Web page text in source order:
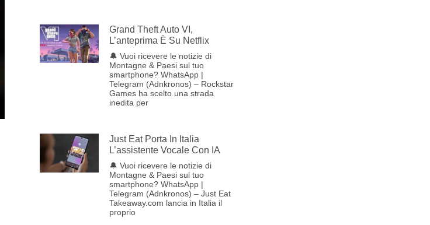
Grand Theft Auto VI,
L’anteprima È Su Netflix
🔔 Vuoi ricevere le notizie di
Montagne & Paesi sul tuo
smartphone? WhatsApp |
Telegram (Adnkronos) – Rockstar
Games ha scelto una strada
inedita per
Just Eat Porta In Italia
L’assistente Vocale Con IA
🔔 Vuoi ricevere le notizie di
Montagne & Paesi sul tuo
smartphone? WhatsApp |
Telegram (Adnkronos) – Just Eat
Takeaway.com lancia in Italia il
proprio